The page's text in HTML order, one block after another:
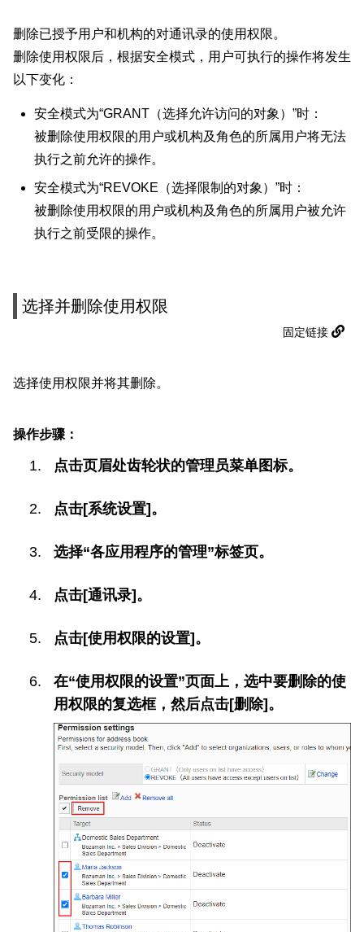
删除已授予用户和机构的对通讯录的使用权限。
删除使用权限后，根据安全模式，用户可执行的操作将发生
以下变化：
安全模式为“GRANT（选择允许访问的对象）”时：
被删除使用权限的用户或机构及角色的所属用户将无法
执行之前允许的操作。
安全模式为“REVOKE（选择限制的对象）”时：
被删除使用权限的用户或机构及角色的所属用户被允许
执行之前受限的操作。
选择并删除使用权限
固定链接
选择使用权限并将其删除。
操作步骤：
点击页眉处齿轮状的管理员菜单图标。
点击[系统设置]。
选择“各应用程序的管理”标签页。
点击[通讯录]。
点击[使用权限的设置]。
在“使用权限的设置”页面上，选中要删除的使
用权限的复选框，然后点击[删除]。